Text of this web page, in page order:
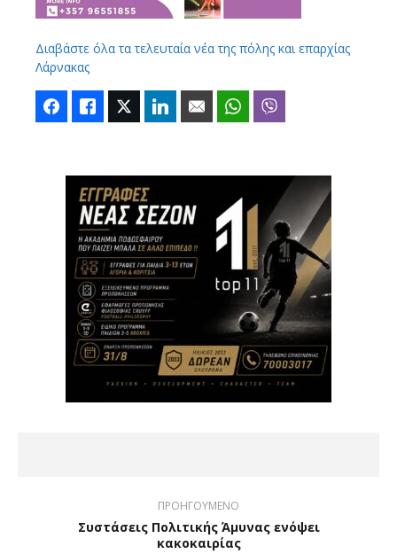
Διαβάστε όλα τα τελευταία νέα της πόλης και επαρχίας
Λάρνακας
FacebookLike Twitter LinkedIn Email WhatsApp
ΠΡΟΗΓΟΥΜΕΝΟ
Συστάσεις Πολιτικής Άμυνας ενόψει
κακοκαιρίας